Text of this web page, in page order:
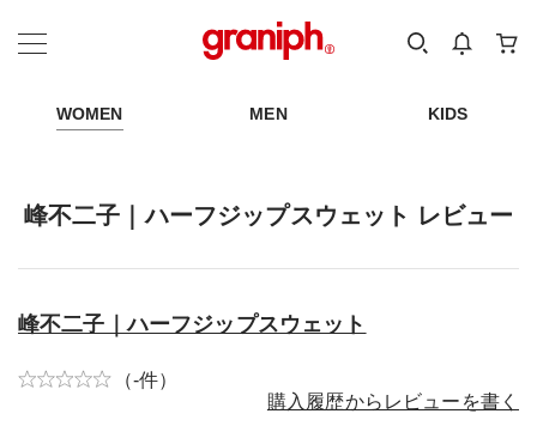
カテゴリーから探す
WOMEN MEN KIDS
峰不二子｜ハーフジップスウェット レビュー
峰不二子｜ハーフジップスウェット
（-件）
購入履歴からレビューを書く